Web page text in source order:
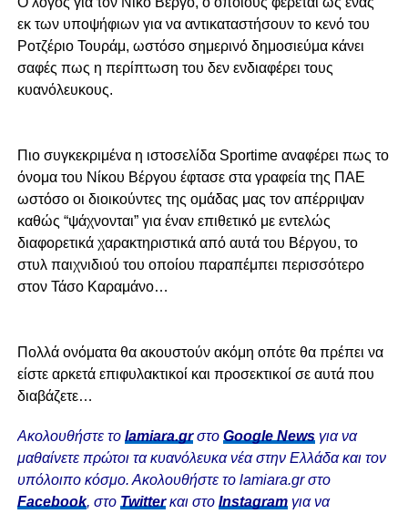
εκ των υποψήφιων για να αντικαταστήσουν το κενό του
Ροτζέριο Τουράμ, ωστόσο σημερινό δημοσιεύμα κάνει
σαφές πως η περίπτωση του δεν ενδιαφέρει τους
κυανόλευκους.
Πιο συγκεκριμένα η ιστοσελίδα Sportime αναφέρει πως το
όνομα του Νίκου Βέργου έφτασε στα γραφεία της ΠΑΕ
ωστόσο οι διοικούντες της ομάδας μας τον απέρριψαν
καθώς “ψάχνονται” για έναν επιθετικό με εντελώς
διαφορετικά χαρακτηριστικά από αυτά του Βέργου, το
στυλ παιχνιδιού του οποίου παραπέμπει περισσότερο
στον Τάσο Καραμάνο…
Πολλά ονόματα θα ακουστούν ακόμη οπότε θα πρέπει να
είστε αρκετά επιφυλακτικοί και προσεκτικοί σε αυτά που
διαβάζετε…
Ακολουθήστε το lamiara.grστο Google Newsγια να
μαθαίνετε πρώτοι τα κυανόλευκα νέα στην Ελλάδα και τον
υπόλοιπο κόσμο. Ακολουθήστε το lamiara.gr στο
Facebook, στο Twitterκαι στο Instagram για να